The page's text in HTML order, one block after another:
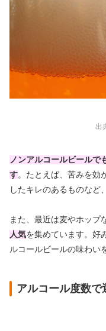
出
ノンアルコールビールで
す。たとえば、苦みを効
したキレのあるものなど
また、最近は麦やホップ
人気を集めています。好
ルコールビールの味わい
アルコール度数で